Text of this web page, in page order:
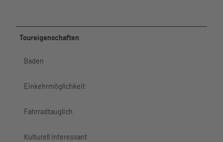
Toureigenschaften
Baden
Einkehrmöglichkeit
Fahrradtauglich
Kulturell interessant